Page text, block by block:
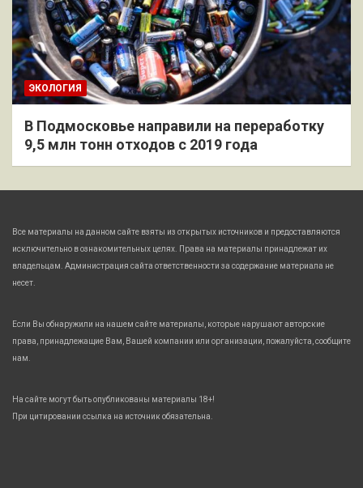
ЭКОЛОГИЯ
В Подмосковье направили на переработку
9,5 млн тонн отходов с 2019 года
Все материалы на данном сайте взяты из открытых источников и предоставляются
исключительно в ознакомительных целях. Права на материалы принадлежат их
владельцам. Администрация сайта ответственности за содержание материала не
несет.
Если Вы обнаружили на нашем сайте материалы, которые нарушают авторские
права, принадлежащие Вам, Вашей компании или организации, пожалуйста, сообщите
нам.
На сайте могут быть опубликованы материалы 18+!
При цитировании ссылка на источник обязательна.